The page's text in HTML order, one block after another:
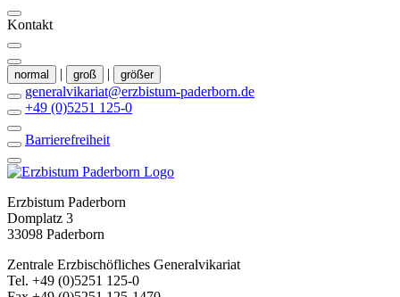
Kontakt
normal | groß | größer
generalvikariat@erzbistum-paderborn.de
+49 (0)5251 125-0
Barrierefreiheit
Erzbistum Paderborn
Domplatz 3
33098 Paderborn
Zentrale Erzbischöfliches Generalvikariat
Tel. +49 (0)5251 125-0